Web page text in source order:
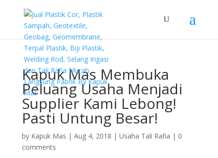
Kapuk Mas Membuka
Peluang Usaha Menjadi
Supplier Kami Lebong!
Pasti Untung Besar!
by Kapuk Mas | Aug 4, 2018 | Usaha Tali Rafia | 0
comments